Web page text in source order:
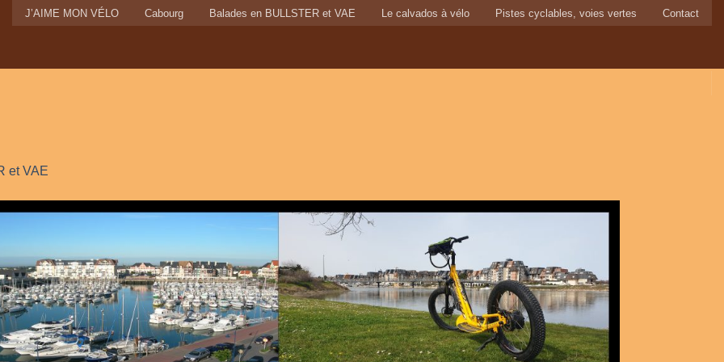
J’AIME MON VÉLO Cabourg Balades en BULLSTER et VAE Le calvados à vélo Pistes cyclables, voies vertes Contact
et VAE